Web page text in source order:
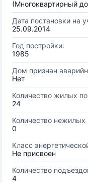
(Многоквартирный
Дата постановки на
25.09.2014
Год постройки:
1985
Дом признан
Нет
Количество жилых
24
Количество
0
Класс
Не присвоен
Количество
4